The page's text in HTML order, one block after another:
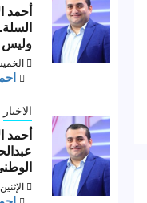
أحمد
وليس
الخميس, 31 يوليو
الاخبار
أحمد
الإثنين, 30 يونيو 2025,